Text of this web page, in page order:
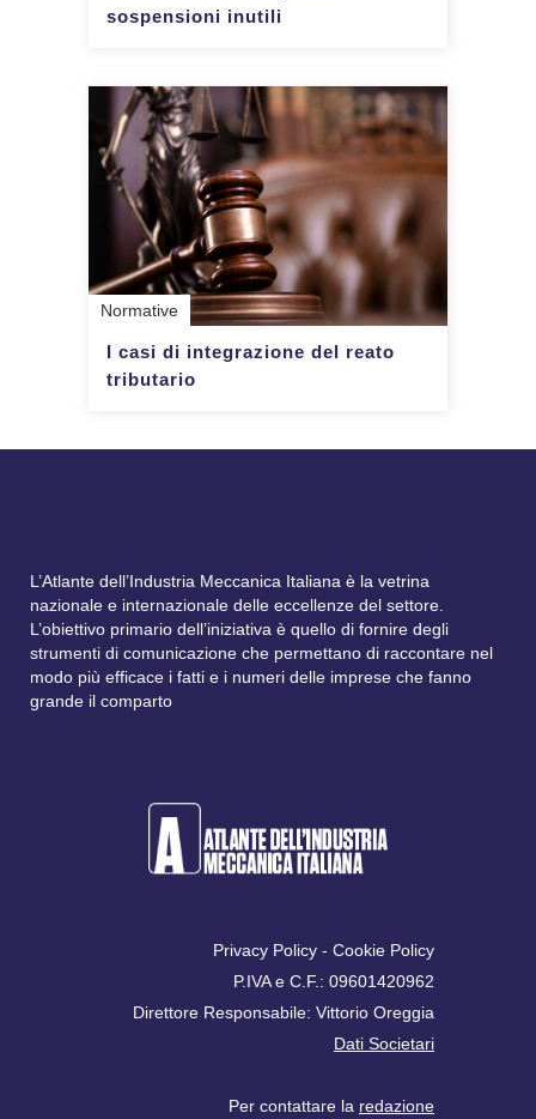
sospensioni inutili
Normative
I casi di integrazione del reato
tributario
L’Atlante dell’Industria Meccanica Italiana è la vetrina
nazionale e internazionale delle eccellenze del settore.
L’obiettivo primario dell’iniziativa è quello di fornire degli
strumenti di comunicazione che permettano di raccontare nel
modo più efficace i fatti e i numeri delle imprese che fanno
grande il comparto
Privacy Policy - Cookie Policy
P.IVA e C.F.: 09601420962
Direttore Responsabile: Vittorio Oreggia
Dati Societari
Per contattare la redazione